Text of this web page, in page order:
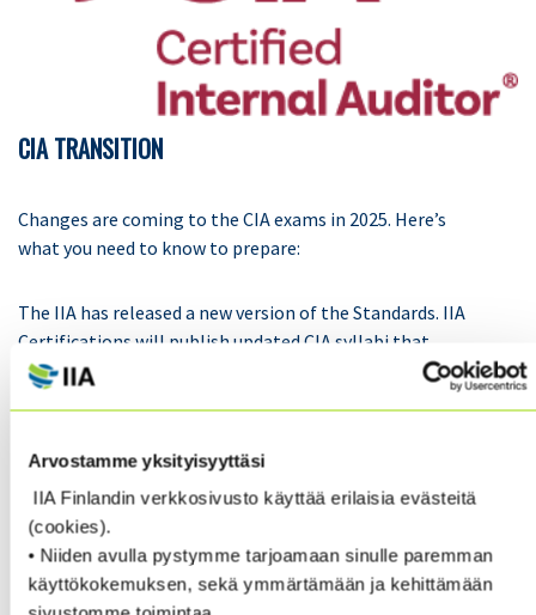
Arvostamme yksityisyyttäsi
IIA Finlandin verkkosivusto käyttää erilaisia evästeitä
(cookies).
• Niiden avulla pystymme tarjoamaan sinulle paremman
käyttökokemuksen, sekä ymmärtämään ja kehittämään
CIA TRANSITION
Changes are coming to the CIA exams in 2025. Here’s
what you need to know to prepare:
The IIA has released a new version of the Standards. IIA
Certifications will publish updated CIA syllabi that
align with the new Standards no later than May 2024.
A list of candidate scenarios, FAQs, and additional
details are available at
2024 PRICE INCREASE